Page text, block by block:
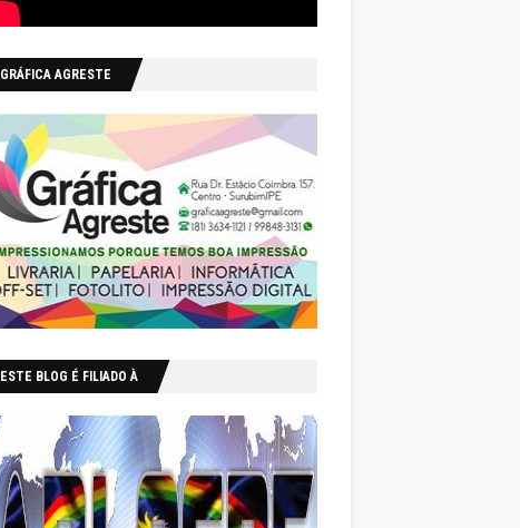
GRÁFICA AGRESTE
ESTE BLOG É FILIADO À